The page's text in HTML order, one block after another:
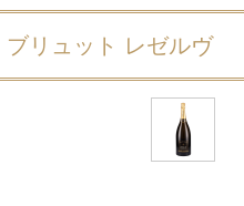
リュット レゼルヴ